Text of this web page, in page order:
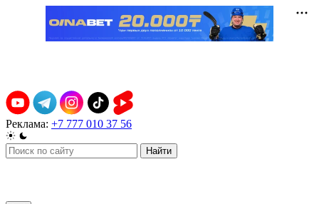
Реклама: +7 777 010 37 56
Найти